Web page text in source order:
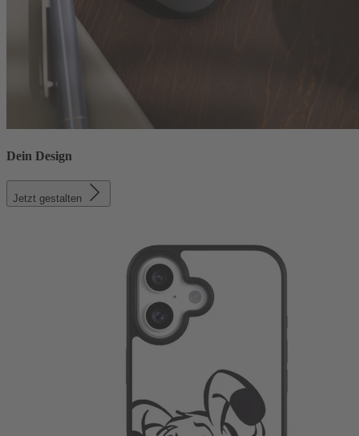
Dein Design
Jetzt gestalten